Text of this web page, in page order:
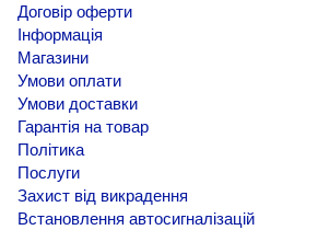
Договір оферти
Інформація
Магазини
Умови оплати
Умови доставки
Гарантія на товар
Політика
Послуги
Захист від викрадення
Встановлення автосигналізацій